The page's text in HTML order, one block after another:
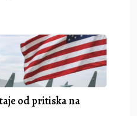
od pritiska na